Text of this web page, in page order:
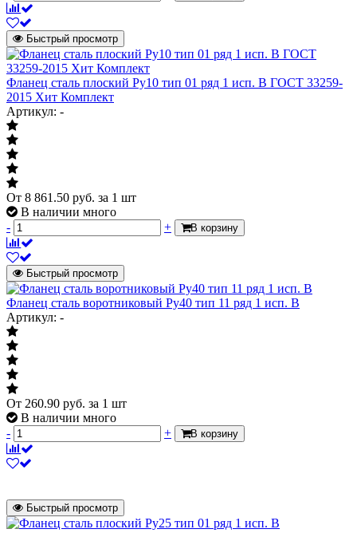
Быстрый просмотр
Фланец сталь плоский Ру10 тип 01 ряд 1 исп. B ГОСТ 33259-
2015 Хит Комплект
Артикул: -
От 8 861.50 руб. за 1 шт
В наличии много
-
+ В корзину
Быстрый просмотр
Фланец сталь воротниковый Ру40 тип 11 ряд 1 исп. B
Артикул: -
От 260.90 руб. за 1 шт
В наличии много
-
+ В корзину
Быстрый просмотр